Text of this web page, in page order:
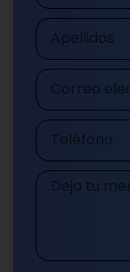
Apellidos
Correo
electrónico
Teléfono
Mensaje